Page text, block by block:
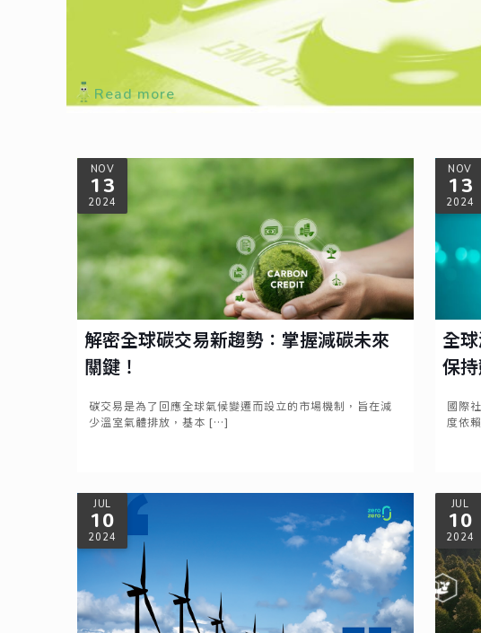
臺灣《氣候變遷因應法》已於 2023 年立法通過，取代既有的《溫室氣體減
Read more
NOV
13
2024
解密全球碳交易新趨勢：掌握減碳未來
關鍵！
碳交易是為了回應全球氣候變遷而設立的市場機制，旨在減
少溫室氣體排放，基本 […]
Read more
NOV
13
2024
全
保持
國際
度依
JUL
10
2024
JUL
10
2024